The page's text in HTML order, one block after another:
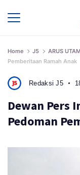
Home J5 ARUS
Pemberitaan Ramah Anak
Redaksi J5
Dewan Pers
Pedoman